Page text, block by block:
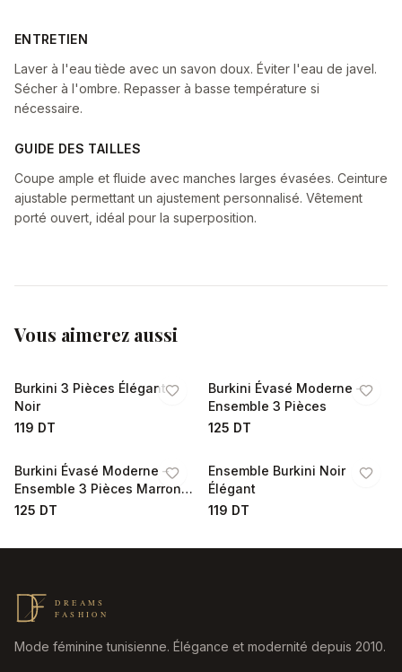
ENTRETIEN
Laver à l'eau tiède avec un savon doux. Éviter l'eau de javel.
Sécher à l'ombre. Repasser à basse température si
nécessaire.
GUIDE DES TAILLES
Coupe ample et fluide avec manches larges évasées. Ceinture
ajustable permettant un ajustement personnalisé. Vêtement
porté ouvert, idéal pour la superposition.
Vous aimerez aussi
Burkini 3 Pièces Élégant
Noir
119 DT
Burkini Évasé Moderne –
Ensemble 3 Pièces
125 DT
Burkini Évasé Moderne –
Ensemble 3 Pièces Marron
Chic
125 DT
Ensemble Burkini Noir
Élégant
119 DT
Mode féminine tunisienne. Élégance et modernité depuis 2010.